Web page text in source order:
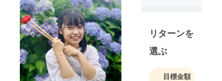
リターンを
選ぶ
目標金額